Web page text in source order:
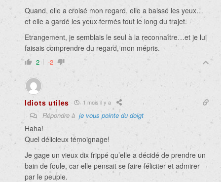
Quand, elle a croisé mon regard, elle a baissé les yeux…
et elle a gardé les yeux fermés tout le long du trajet.
Etrangement, je semblais le seul à la reconnaître…et je lui
faisais comprendre du regard, mon mépris.
2 -2
Idiots utiles 1 mois il y a
Répondre à je vous pointe du doigt
Haha!
Quel délicieux témoignage!
Je gage un vieux dix frippé qu’elle a décidé de prendre un
bain de foule, car elle pensait se faire féliciter et admirer
par le peuple.